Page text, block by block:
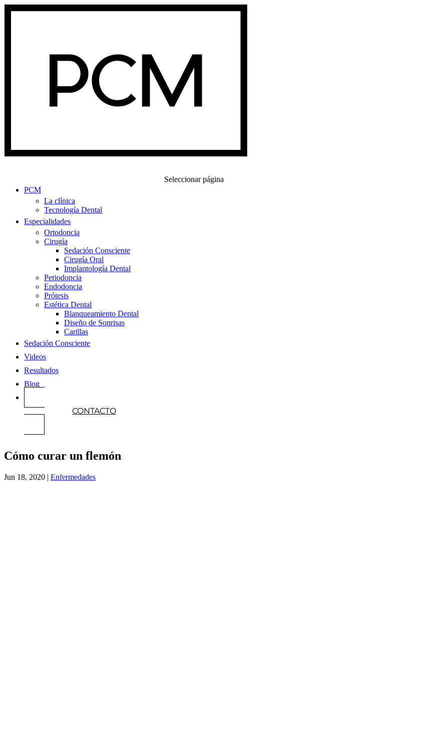
PCM
La clínica
Tecnología Dental
Especialidades
Ortodoncia
Cirugía
Sedación Consciente
Cirugía Oral
Implantología Dental
Periodoncia
Endodoncia
Prótesis
Estética Dental
Blanqueamiento Dental
Diseño de Sonrisas
Carillas
Sedación Consciente
Videos
Resultados
Blog
CONTACTO
Seleccionar página
Cómo curar un flemón
Jun 18, 2020 | Enfermedades